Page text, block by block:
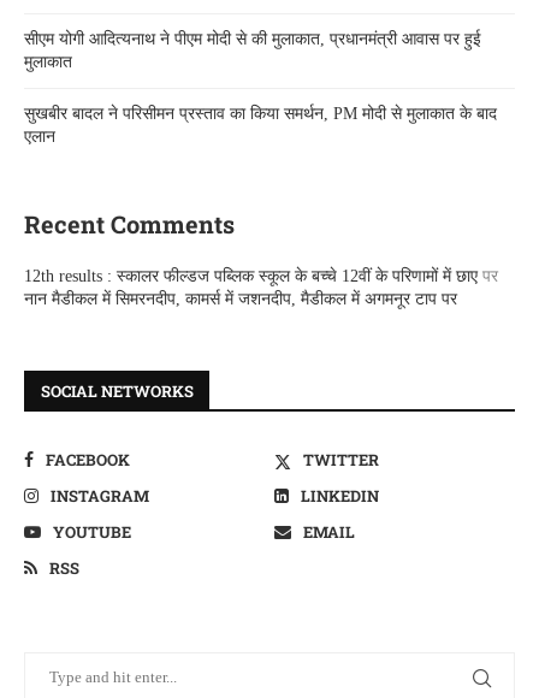
सीएम योगी आदित्यनाथ ने पीएम मोदी से की मुलाकात, प्रधानमंत्री आवास पर हुई
मुलाकात
सुखबीर बादल ने परिसीमन प्रस्ताव का किया समर्थन, PM मोदी से मुलाकात के बाद
एलान
Recent Comments
12th results : स्कालर फील्डज पब्लिक स्कूल के बच्चे 12वीं के परिणामों में छाएपर
नान मैडीकल में सिमरनदीप, कामर्स में जशनदीप, मैडीकल में अगमनूर टाप पर
SOCIAL NETWORKS
FACEBOOK
TWITTER
INSTAGRAM
LINKEDIN
YOUTUBE
EMAIL
RSS